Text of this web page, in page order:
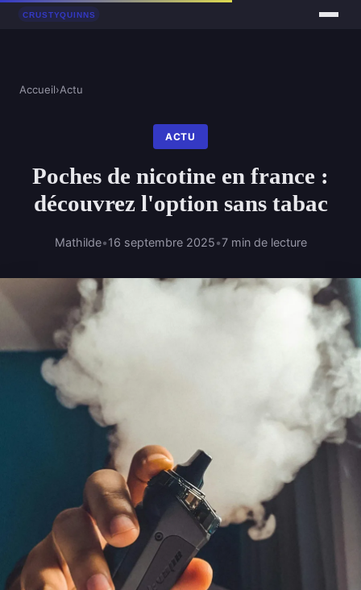
Accueil›Actu
ACTU
Poches de nicotine en france :
découvrez l'option sans tabac
Mathilde•16 septembre 2025•7 min de lecture